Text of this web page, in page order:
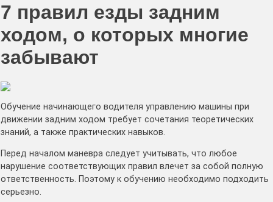
7 правил езды задним
ходом, о которых многие
забывают
Обучение начинающего водителя управлению машины при
движении задним ходом требует сочетания теоретических
знаний, а также практических навыков.
Перед началом маневра следует учитывать, что любое
нарушение соответствующих правил влечет за собой полную
ответственность. Поэтому к обучению необходимо подходить
серьезно.